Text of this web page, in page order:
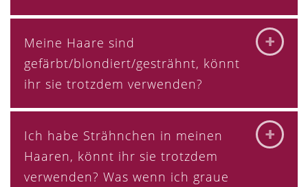
Meine Haare sind
gefärbt/blondiert/gesträhnt, könnt
ihr sie trotzdem verwenden?
Ich habe Strähnchen in meinen
Haaren, könnt ihr sie trotzdem
verwenden? Was wenn ich graue